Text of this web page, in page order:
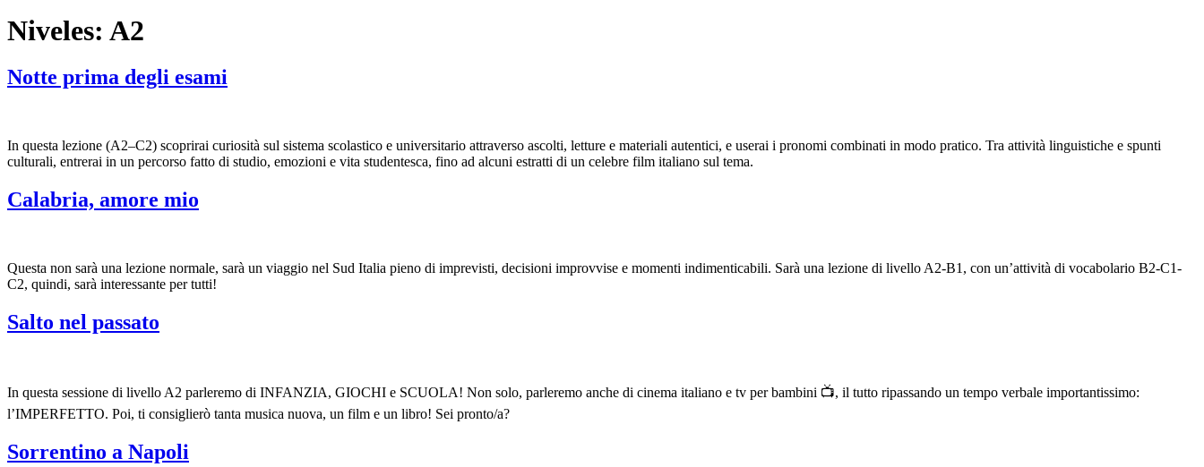
Niveles: A2
Notte prima degli esami
In questa lezione (A2–C2) scoprirai curiosità sul sistema scolastico e universitario attraverso ascolti, letture e materiali autentici, e userai i pronomi combinati in modo pratico. Tra attività linguistiche e spunti
culturali, entrerai in un percorso fatto di studio, emozioni e vita studentesca, fino ad alcuni estratti di un celebre film italiano sul tema.
Calabria, amore mio
Questa non sarà una lezione normale, sarà un viaggio nel Sud Italia pieno di imprevisti, decisioni improvvise e momenti indimenticabili. Sarà una lezione di livello A2-B1, con un’attività di vocabolario B2-C1-
C2, quindi, sarà interessante per tutti!
Salto nel passato
In questa sessione di livello A2 parleremo di INFANZIA, GIOCHI e SCUOLA! Non solo, parleremo anche di cinema italiano e tv per bambini 📺, il tutto ripassando un tempo verbale importantissimo:
l’IMPERFETTO. Poi, ti consiglierò tanta musica nuova, un film e un libro! Sei pronto/a?
Sorrentino a Napoli